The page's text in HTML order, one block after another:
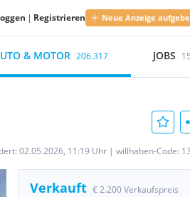
| Registrieren Neue Anzeige
& MOTOR 206.317 JOBS
02.05.2026, 11:19 Uhr | willhaben-Code:
Verkauft € 2.200 Verkaufspreis